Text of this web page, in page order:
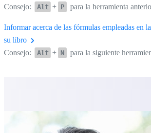
Consejo:
Alt + P para la herramienta
Informar acerca de las fórmulas empleadas en
su libro
Consejo:
Alt + N para la siguiente